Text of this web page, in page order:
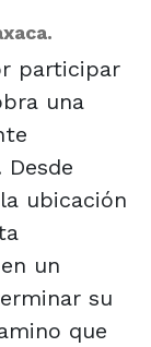
participar
una
ubicación
un
su
que